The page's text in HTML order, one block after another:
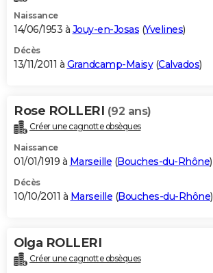
Naissance
14/06/1953 à Jouy-en-Josas (Yvelines)
Décès
13/11/2011 à Grandcamp-Maisy(Calvados)
Rose ROLLERI (92 ans)
Créer une cagnotte obsèques
Naissance
01/01/1919 à Marseille (Bouches-du-Rhône)
Décès
10/10/2011 à Marseille (Bouches-du-Rhône)
Olga ROLLERI
Créer une cagnotte obsèques